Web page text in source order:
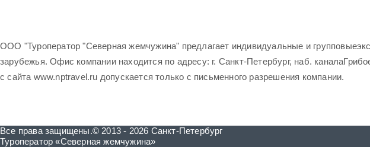
ООО "Туроператор "Северная жемчужина" предлагает индивидуальные и
зарубежья. Офис компании находится по адресу: г. Санкт-Петербург, наб.
с сайта www.nptravel.ru допускается только с письменного разрешения компании.
Все права защищены.© 2013 - 2026 Санкт-Петербург
Туроператор «Северная жемчужина»